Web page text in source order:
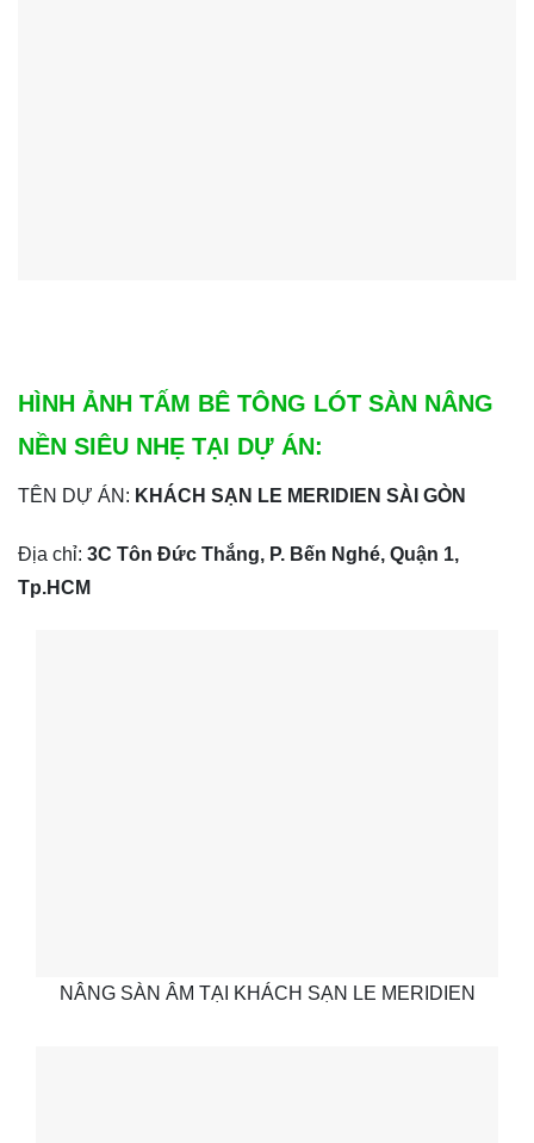
HÌNH ẢNH TẤM BÊ TÔNG LÓT SÀN NÂNG
NỀN SIÊU NHẸ TẠI DỰ ÁN:
TÊN DỰ ÁN: KHÁCH SẠN LE MERIDIEN SÀI GÒN
Địa chỉ: 3C Tôn Đức Thắng, P. Bến Nghé, Quận 1,
Tp.HCM
NÂNG SÀN ÂM TẠI KHÁCH SẠN LE MERIDIEN